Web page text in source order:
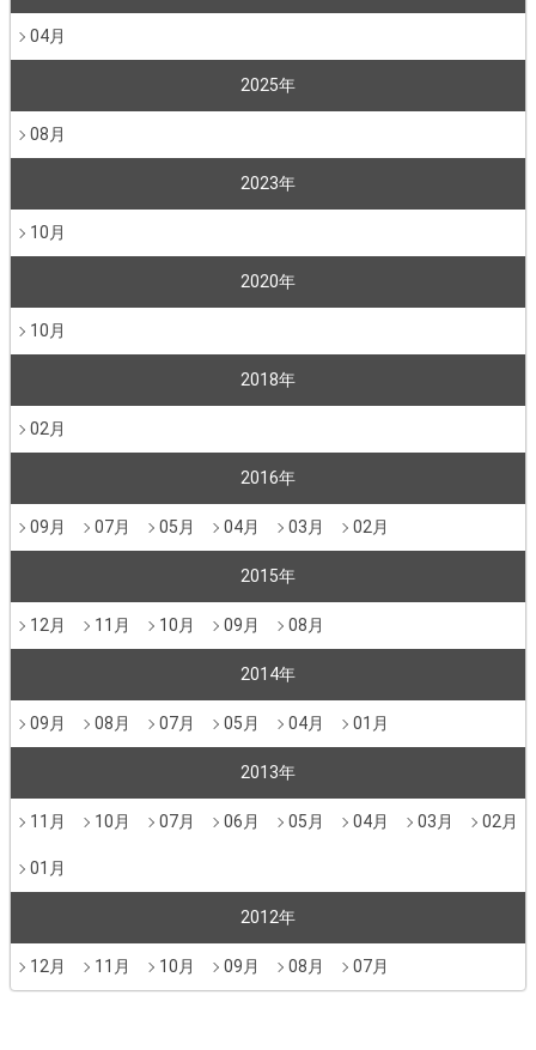
04月
2025年
08月
2023年
10月
2020年
10月
2018年
02月
2016年
09月 07月 05月 04月 03月 02月
2015年
12月 11月 10月 09月 08月
2014年
09月 08月 07月 05月 04月 01月
2013年
11月 10月 07月 06月 05月 04月 03月 02月
01月
2012年
12月 11月 10月 09月 08月 07月